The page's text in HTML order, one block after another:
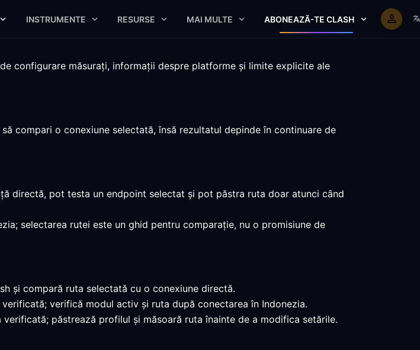
INSTRUMENTE RESURSE MAI MULTE ABONEAZĂ-TE CLASH
configurare măsurați, informații despre platforme și limite explicite ale
compari o conexiune selectată, însă rezultatul depinde în continuare de
directă, pot testa un endpoint selectat și pot păstra ruta doar atunci când
selectarea rutei este un ghid pentru comparație, nu o promisiune de
și compară ruta selectată cu o conexiune directă.
verifică modul activ și ruta după conectarea în Indonezia.
verificată; păstrează profilul și măsoară ruta înainte de a modifica setările.